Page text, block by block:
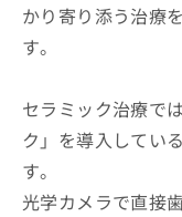
かり寄り添う治療
す。
セラミック治療で
ク」を導入してい
す。
光学カメラで直接